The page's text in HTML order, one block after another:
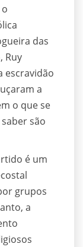
das
Ruy
escravidão
a
o que se
são
é um
grupos
a